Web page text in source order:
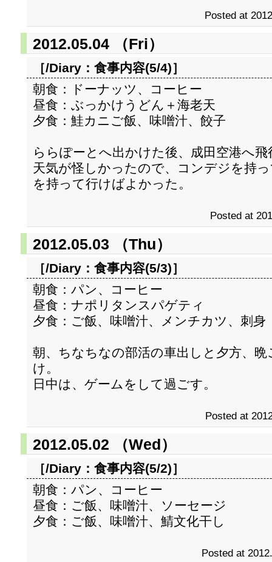
Posted at
2012.05.04 （Fri）
［/Diary： 食事内容(5/4)］
朝食：ドーナッツ、コーヒー
昼食：ぶっかけうどん＋海老天
夕食：鮭カニご飯、味噌汁、餃子
ららぽーとへ出かけた後、成田空港へ
天気が怪しかったので、コンデジを持
を持って行けばよかった。
Posted at
2012.05.03 （Thu）
［/Diary： 食事内容(5/3)］
朝食：パン、コーヒー
昼食：ナポリタンスパゲティ
夕食：ご飯、味噌汁、メンチカツ、刺身
朝、ちなちなの部活の車出しと夕方、
け。
日中は、ゲームをして過ごす。
Posted at
2012.05.02 （Wed）
［/Diary： 食事内容(5/2)］
朝食：パン、コーヒー
昼食：ご飯、味噌汁、ソーセージ
夕食：ご飯、味噌汁、鯖文化干し
Posted at